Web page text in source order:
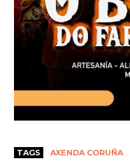
TAGS AXENDA CORUÑA